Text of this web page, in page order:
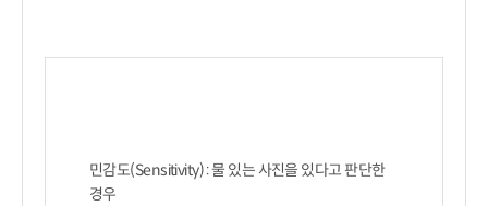
민감도(Sensitivity) : 물 있는 사진을 있다고 판단한
경우